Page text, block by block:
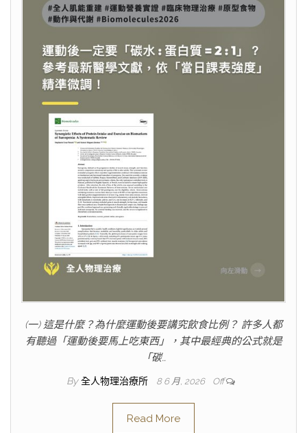
(一) 這是什麼？為什麼運動後要講究飲食比例？ 許多人都
有聽過「運動後要馬上吃東西」，其中最經典的公式就是
「碳…
By 全人物理治療所 8 6 月, 2026 Off
Read More